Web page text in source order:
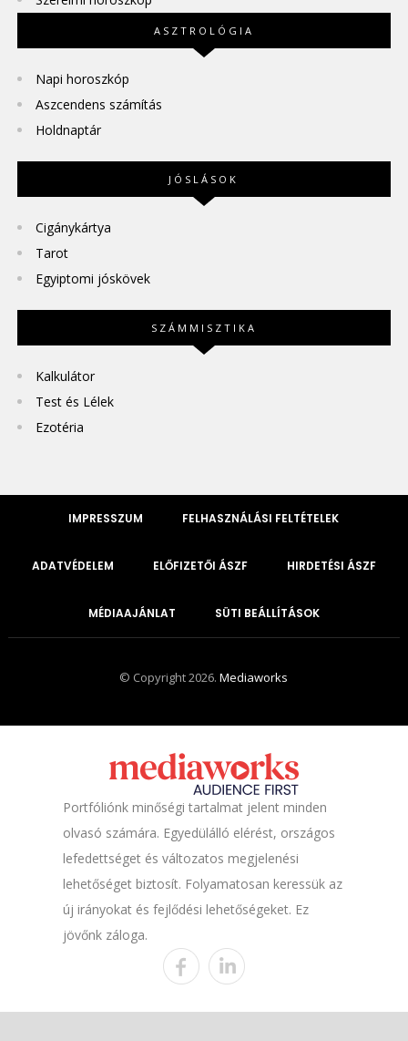
ASZTROLÓGIA
Napi horoszkóp
Aszcendens számítás
Holdnaptár
JÓSLÁSOK
Cigánykártya
Tarot
Egyiptomi jóskövek
SZÁMMISZTIKA
Kalkulátor
Test és Lélek
Ezotéria
IMPRESSZUM FELHASZNÁLÁSI FELTÉTELEK
ADATVÉDELEM ELŐFIZETŐI ÁSZF HIRDETÉSI ÁSZF
MÉDIAAJÁNLAT SÜTI BEÁLLÍTÁSOK
© Copyright 2026.Mediaworks
Portfóliónk minőségi tartalmat jelent minden
olvasó számára. Egyedülálló elérést, országos
lefedettséget és változatos megjelenési
lehetőséget biztosít. Folyamatosan keressük az
új irányokat és fejlődési lehetőségeket. Ez
jövőnk záloga.